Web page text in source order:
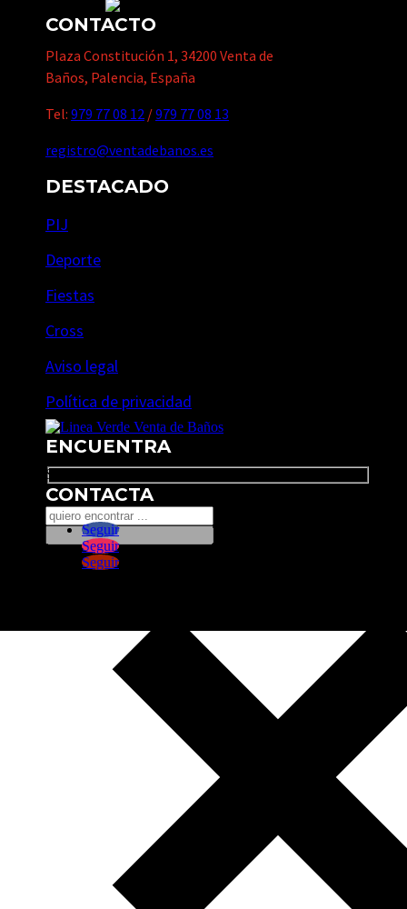
CONTACTO
Plaza Constitución 1, 34200 Venta de
Baños, Palencia, España
Tel: 979 77 08 12 /979 77 08 13
registro@ventadebanos.es
DESTACADO
PIJ
Deporte
Fiestas
Cross
Aviso legal
Política de privacidad
ENCUENTRA
Search
CONTACTA
Seguir
Seguir
Seguir